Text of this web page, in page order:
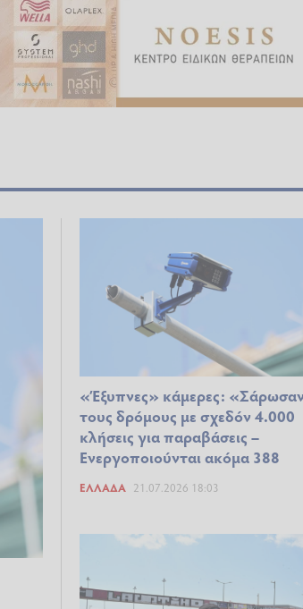
«Έξυπνες» κάμερες:
τους δρόμους με σχεδόν 4.000
κλήσεις για παραβάσεις –
Ενεργοποιούνται ακόμα 388
ΕΛΛΆΔΑ 21.07.2026 18:03